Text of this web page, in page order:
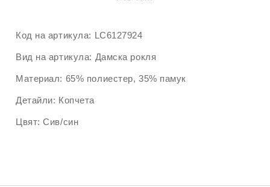
Код на артикула: LC6127924
Вид на артикула: Дамска рокля
Материал: 65% полиестер, 35% памук
Детайли: Копчета
Цвят: Сив/син